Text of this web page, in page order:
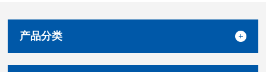
产品分类